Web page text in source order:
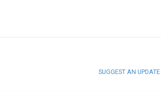
SUGGEST AN UPDATE